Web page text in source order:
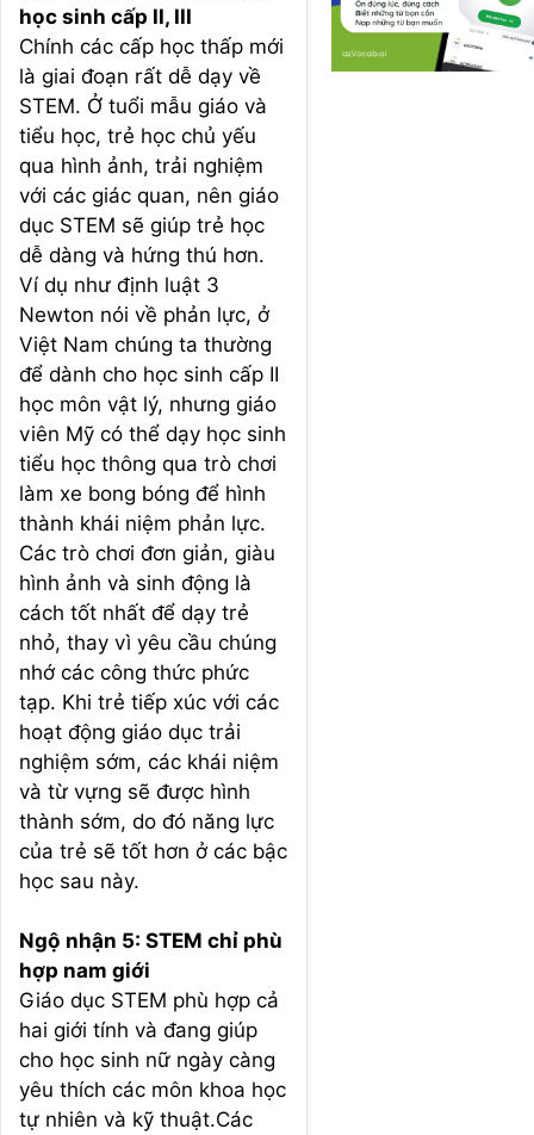
học sinh cấp II, III
Chính các cấp học thấp mới
là giai đoạn rất dễ dạy về
STEM. Ở tuổi mẫu giáo và
tiểu học, trẻ học chủ yếu
qua hình ảnh, trải nghiệm
với các giác quan, nên giáo
dục STEM sẽ giúp trẻ học
dễ dàng và hứng thú hơn.
Ví dụ như định luật 3
Newton nói về phản lực, ở
Việt Nam chúng ta thường
để dành cho học sinh cấp II
học môn vật lý, nhưng giáo
viên Mỹ có thể dạy học sinh
tiểu học thông qua trò chơi
làm xe bong bóng để hình
thành khái niệm phản lực.
Các trò chơi đơn giản, giàu
hình ảnh và sinh động là
cách tốt nhất để dạy trẻ
nhỏ, thay vì yêu cầu chúng
nhớ các công thức phức
tạp. Khi trẻ tiếp xúc với các
hoạt động giáo dục trải
nghiệm sớm, các khái niệm
và từ vựng sẽ được hình
thành sớm, do đó năng lực
của trẻ sẽ tốt hơn ở các bậc
học sau này.
Ngộ nhận 5: STEM chỉ phù
hợp nam giới
Giáo dục STEM phù hợp cả
hai giới tính và đang giúp
cho học sinh nữ ngày càng
yêu thích các môn khoa học
tự nhiên và kỹ thuật.Các